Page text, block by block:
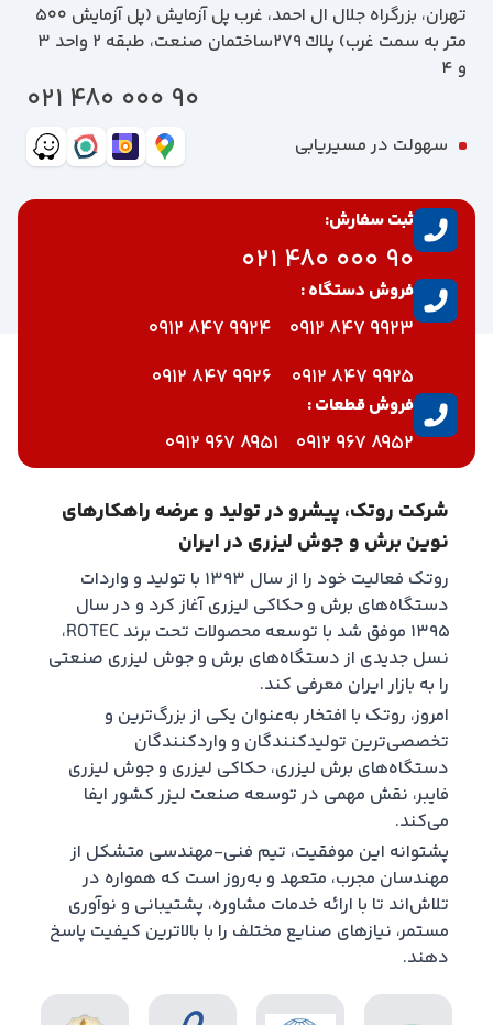
تهران، بزرگراه جلال ال احمد، غرب پل آزمايش (پل آزمايش ٥٠٠
متر به سمت غرب) پلاك 279ساختمان صنعت، طبقه 2 واحد 3
و 4
90 000 480 021
سهولت در مسیریابی
ثبت سفارش:
90 000 480 021
فروش دستگاه :
9923 847 0912
9924 847 0912
9925 847 0912
9926 847 0912
فروش قطعات :
8952 967 0912
8951 967 0912
شرکت روتک، پیشرو در تولید و عرضه راهکارهای
نوین برش و جوش لیزری در ایران
روتک فعالیت خود را از سال ۱۳۹۳ با تولید و واردات
دستگاه‌های برش و حکاکی لیزری آغاز کرد و در سال
۱۳۹۵ موفق شد با توسعه محصولات تحت برند ROTEC،
نسل جدیدی از دستگاه‌های برش و جوش لیزری صنعتی
را به بازار ایران معرفی کند.
امروز، روتک با افتخار به‌عنوان یکی از بزرگ‌ترین و
تخصصی‌ترین تولیدکنندگان و واردکنندگان
دستگاه‌های برش لیزری، حکاکی لیزری و جوش لیزری
فایبر، نقش مهمی در توسعه صنعت لیزر کشور ایفا
می‌کند.
پشتوانه این موفقیت، تیم فنی-مهندسی متشکل از
مهندسان مجرب، متعهد و به‌روز است که همواره در
تلاش‌اند تا با ارائه خدمات مشاوره، پشتیبانی و نوآوری
مستمر، نیازهای صنایع مختلف را با بالاترین کیفیت پاسخ
دهند.